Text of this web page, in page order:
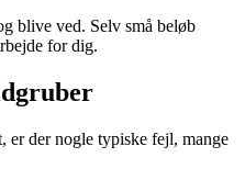
blive ved. Selv små beløb
for dig.
er der nogle typiske fejl, mange